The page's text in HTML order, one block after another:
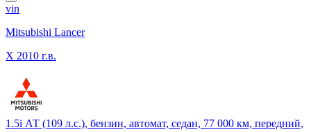
vin
Mitsubishi Lancer
X 2010 г.в.
1.5i АТ (109 л.с.), бензин, автомат, седан, 77 000 км, передний,